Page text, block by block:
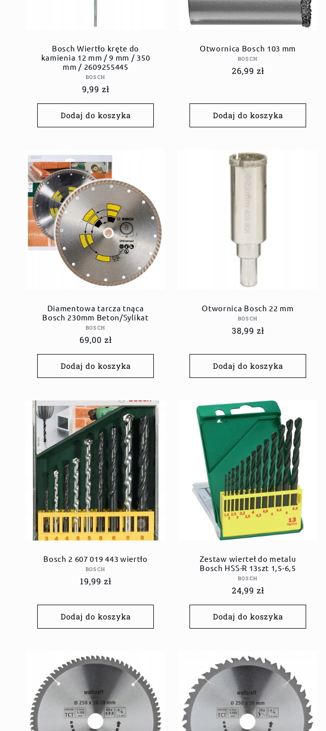
Bosch Wiertło kręte do
kamienia 12 mm / 9 mm / 350
mm / 2609255445
Dostawca:
BOSCH
Cena
9,99 zł
Dodaj do koszyka
Otwornica Bosch 103 mm
Dostawca:
BOSCH
Cena
26,99 zł
Dodaj do koszyka
Diamentowa tarcza tnąca
Bosch 230mm Beton/Sylikat
Dostawca:
BOSCH
Cena
69,00 zł
Dodaj do koszyka
Otwornica Bosch 22 mm
Dostawca:
BOSCH
Cena
38,99 zł
Dodaj do koszyka
Bosch 2 607 019 443 wiertło
Dostawca:
BOSCH
Cena
19,99 zł
Dodaj do koszyka
Zestaw wierteł do metalu
Bosch HSS-R 13szt 1,5-6,5
Dostawca:
BOSCH
Cena
24,99 zł
Dodaj do koszyka